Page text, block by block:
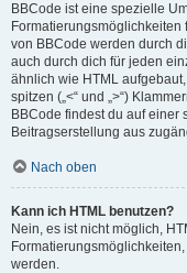
BBCode ist eine spezielle
Formatierungsmöglichkeiten
von BBCode werden durch
auch durch dich für jeden
ähnlich wie HTML aufgebaut,
spitzen („<“ und „>“)
BBCode findest du auf einer
Beitragserstellung aus
Nach oben
Kann ich HTML benutzen?
Nein, es ist nicht möglich,
werden.